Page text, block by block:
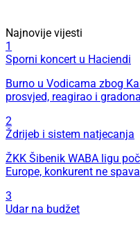
Najnovije vijesti
1
Sporni koncert u Haciendi
Burno u Vodicama zbog
prosvjed, reagirao i
2
Ždrijeb i sistem natjecanja
ŽKK Šibenik WABA ligu
Europe, konkurent ne spava
3
Udar na budžet